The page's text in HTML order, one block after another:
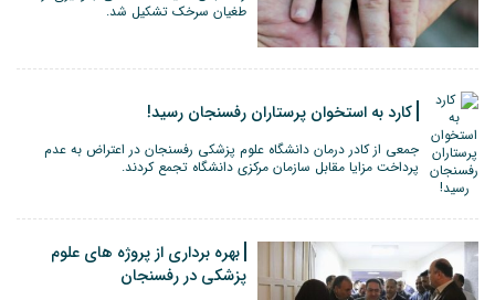
طغیان سرخک تشکیل شد‌.
کارد به استخوان پرستاران رفسنجان رسید!
جمعی از کادر درمان دانشگاه علوم پزشکی رفسنجان در اعتراض به عدم
پرداخت مزایا مقابل سازمان مرکزی دانشگاه تجمع کردند.
بهره برداری از پروژه های علوم
پزشکی در رفسنجان